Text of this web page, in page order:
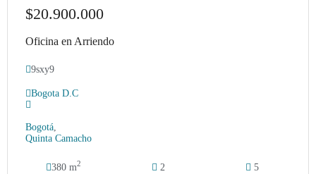
$20.900.000
Oficina en Arriendo
9sxy9
Bogota D.C
Bogotá,
Quinta Camacho
380 m2 2 5